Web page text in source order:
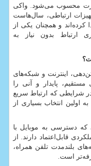
محسوب می‌شود. واکی
ارتباطی، سال‌هاست
و همچنان یکی از
ارتباط بدون نیاز به
اینترنت و شبکه‌های
مستقیم، پایدار و آنی را
شرایطی که ارتباط سریع
اولین انتخاب بسیاری از
دسترسی به موبایل با
قابل‌اعتماد دارند. از
بلندمدت تلفن همراه،
است.